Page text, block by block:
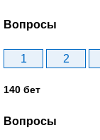
Вопросы
1 2
140 бет
Вопросы